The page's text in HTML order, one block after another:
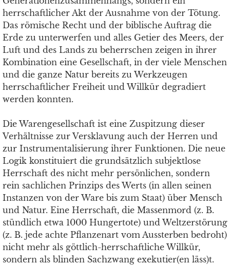
herrschaftlicher Akt der Ausnahme von der Tötung.
Das römische Recht und der biblische Auftrag die
Erde zu unterwerfen und alles Getier des Meers, der
Luft und des Lands zu beherrschen zeigen in ihrer
Kombination eine Gesellschaft, in der viele Menschen
und die ganze Natur bereits zu Werkzeugen
herrschaftlicher Freiheit und Willkür degradiert
werden konnten.
Die Warengesellschaft ist eine Zuspitzung dieser
Verhältnisse zur Versklavung auch der Herren und
zur Instrumentalisierung ihrer Funktionen. Die neue
Logik konstituiert die grundsätzlich subjektlose
Herrschaft des nicht mehr persönlichen, sondern
rein sachlichen Prinzips des Werts (in allen seinen
Instanzen von der Ware bis zum Staat) über Mensch
und Natur. Eine Herrschaft, die Massenmord (z. B.
stündlich etwa 1000 Hungertote) und Weltzerstörung
(z. B. jede achte Pflanzenart vom Aussterben bedroht)
nicht mehr als göttlich-herrschaftliche Willkür,
sondern als blinden Sachzwang exekutier(en läss)t.